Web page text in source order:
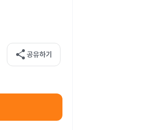
share 공유하기